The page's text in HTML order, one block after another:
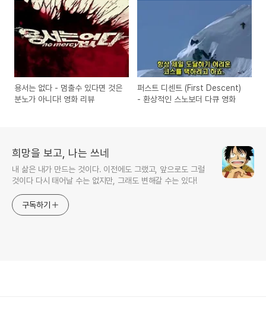
용서는 없다 - 멈출수 있다면 것은
분노가 아니다! 영화 리뷰
퍼스트 디센트 (First Descent)
- 환상적인 스노보더 다큐 영화
희망을 보고, 나는 쓰네
내 삶은 내가 만드는 것이다. 이전에도 그랬고, 앞으로도 그럴
것이다 다시 태어날 수는 없지만, 그래도 변해갈 수는 있다!
구독하기